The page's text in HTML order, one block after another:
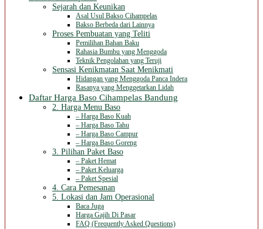
Sejarah dan Keunikan
Asal Usul Bakso Cihampelas
Bakso Berbeda dari Lainnya
Proses Pembuatan yang Teliti
Pemilihan Bahan Baku
Rahasia Bumbu yang Menggoda
Teknik Pengolahan yang Teruji
Sensasi Kenikmatan Saat Menikmati
Hidangan yang Menggoda Panca Indera
Rasanya yang Menggetarkan Lidah
Daftar Harga Baso Cihampelas Bandung
2. Harga Menu Baso
– Harga Baso Kuah
– Harga Baso Tahu
– Harga Baso Campur
– Harga Baso Goreng
3. Pilihan Paket Baso
– Paket Hemat
– Paket Keluarga
– Paket Spesial
4. Cara Pemesanan
5. Lokasi dan Jam Operasional
Baca Juga
Harga Gajih Di Pasar
FAQ (Frequently Asked Questions)